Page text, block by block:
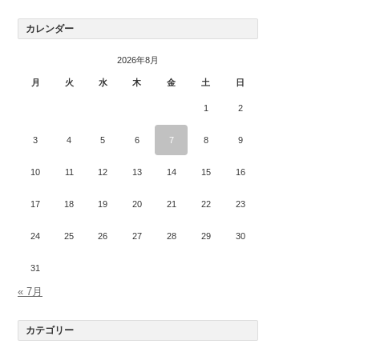
カレンダー
2026年8月
月 火 水 木 金 土 日
1 2
3 4 5 6 7 8 9
10 11 12 13 14 15 16
17 18 19 20 21 22 23
24 25 26 27 28 29 30
31
« 7月
カテゴリー